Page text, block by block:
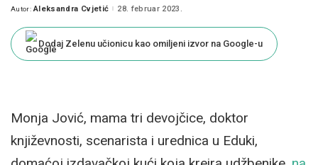
Posted
Autor: Aleksandra Cvjetić 28. februar 2023.
Dodaj Zelenu učionicu kao omiljeni izvor na Google-u
Monja Jović, mama tri devojčice, doktor
književnosti, scenarista i urednica u Eduki,